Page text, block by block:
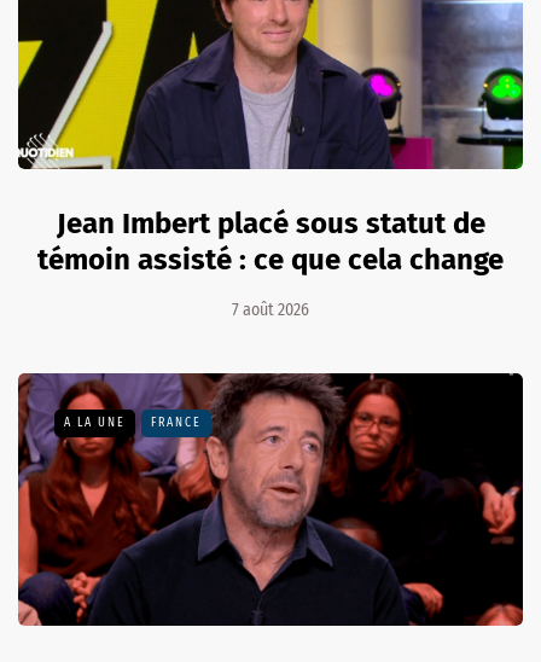
Jean Imbert placé sous statut de
témoin assisté : ce que cela change
7 août 2026
A LA UNE FRANCE